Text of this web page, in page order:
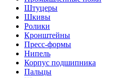
Штуцеры
Шкивы
Ролики
Кронштейны
Пресс-формы
Нипель
Корпус подшипника
Пальцы